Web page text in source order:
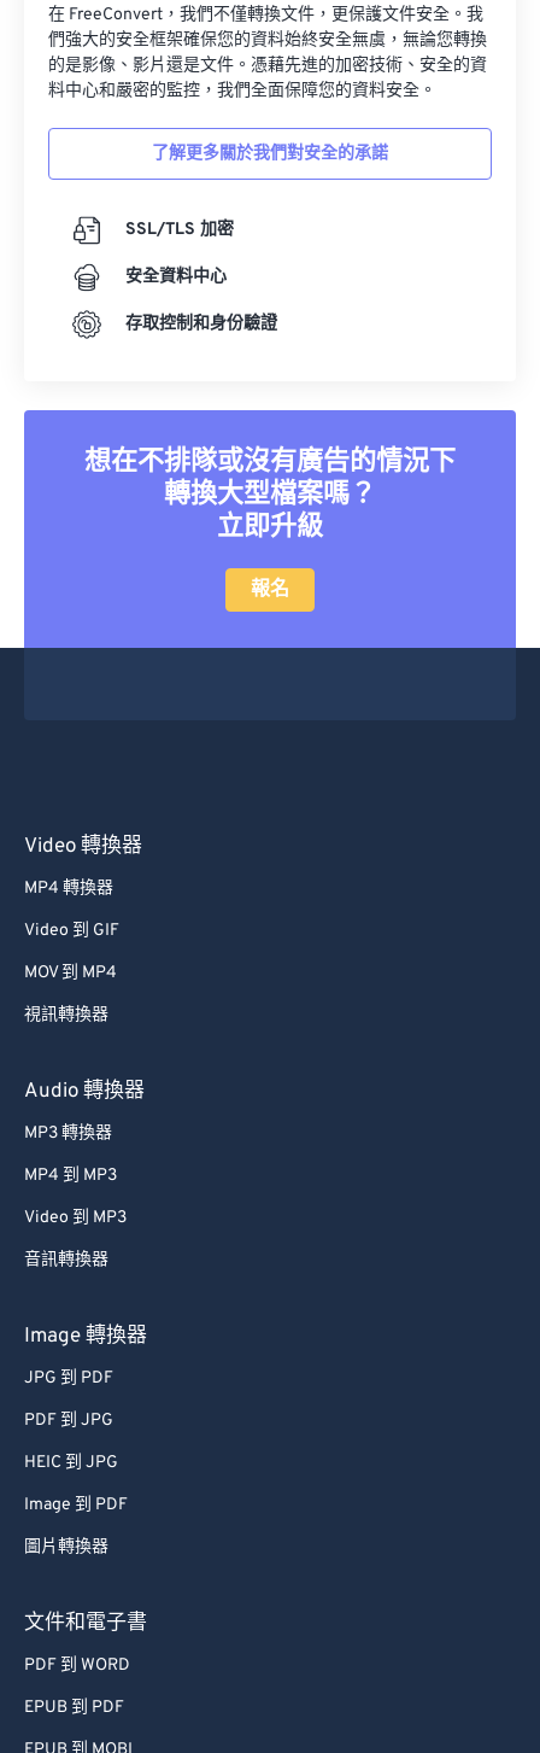
在 FreeConvert，我們不僅轉換文件，更保護文件安全。我
們強大的安全框架確保您的資料始終安全無虞，無論您轉換
的是影像、影片還是文件。憑藉先進的加密技術、安全的資
料中心和嚴密的監控，我們全面保障您的資料安全。
了解更多關於我們對安全的承諾
SSL/TLS 加密
安全資料中心
存取控制和身份驗證
想在不排隊或沒有廣告的情況下
轉換大型檔案嗎？
立即升級
報名
Video 轉換器
MP4 轉換器
Video 到 GIF
MOV 到 MP4
視訊轉換器
Audio 轉換器
MP3 轉換器
MP4 到 MP3
Video 到 MP3
音訊轉換器
Image 轉換器
JPG 到 PDF
PDF 到 JPG
HEIC 到 JPG
Image 到 PDF
圖片轉換器
文件和電子書
PDF 到 WORD
EPUB 到 PDF